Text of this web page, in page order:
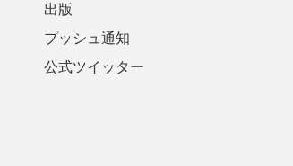
出版
プッシュ通知
公式ツイッター